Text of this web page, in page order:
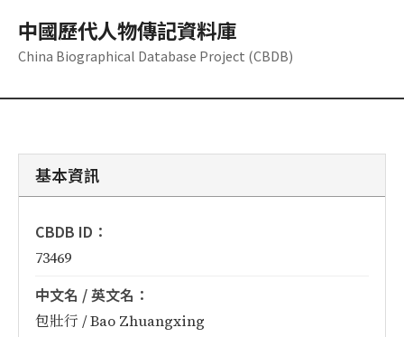
中國歷代人物傳記資料庫
China Biographical Database Project (CBDB)
基本資訊
CBDB ID：
73469
中文名 / 英文名：
包壯行 / Bao Zhuangxing